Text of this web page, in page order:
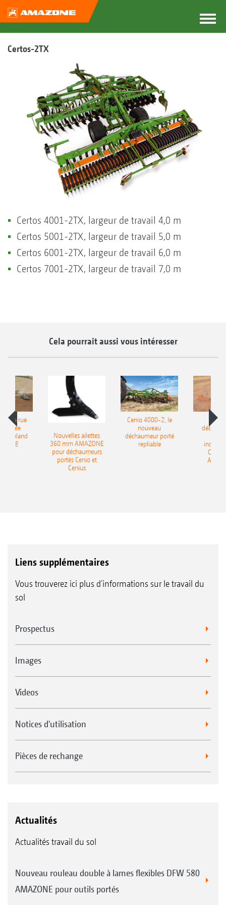
Certos-2TX
Certos 4001-2TX, largeur de travail 4,0 m
Certos 5001-2TX, largeur de travail 5,0 m
Certos 6001-2TX, largeur de travail 6,0 m
Certos 7001-2TX, largeur de travail 7,0 m
Cela pourrait aussi vous intéresser
charrue
portée
Onland
Nouvelles ailettes
360 mm AMAZONE
pour déchaumeurs
portés Cenio et
Cenius
Cenio 4000-2, le
nouveau
déchaumeur porté
repliable
Liens supplémentaires
Vous trouverez ici plus d'informations sur le travail du
sol
Prospectus
Images
Videos
Notices d'utilisation
Pièces de rechange
Actualités
Actualités travail du sol
Nouveau rouleau double à lames flexibles DFW 580
AMAZONE pour outils portés